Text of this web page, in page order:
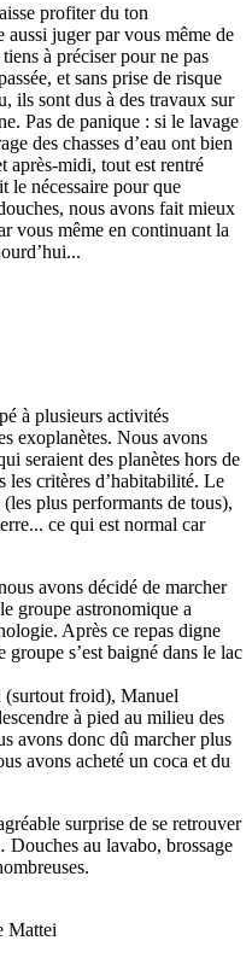
profiter du ton
juger par vous même de
à préciser pour ne pas
et sans prise de risque
ils sont dus à des travaux sur
Pas de panique : si le lavage
des chasses d’eau ont bien
après-midi, tout est rentré
le nécessaire pour que
nous avons fait mieux
vous même en continuant la
à plusieurs activités
exoplanètes. Nous avons
seraient des planètes hors de
les critères d’habitabilité. Le
plus performants de tous),
ce qui est normal car
avons décidé de marcher
groupe astronomique a
Après ce repas digne
groupe s’est baigné dans le lac
(surtout froid), Manuel
à pied au milieu des
avons donc dû marcher plus
avons acheté un coca et du
surprise de se retrouver
au lavabo, brossage
Mattei